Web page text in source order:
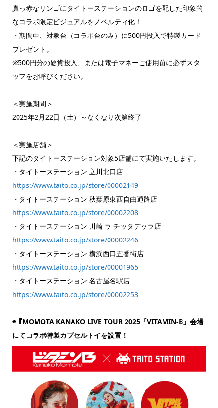
真っ赤なリンゴにタイトーステーションのロゴを配した印象的
なコラボ限定ビジュアルをノベルティ化！
・期間中、対象台（コラボ台のみ）に500円投入で特製カード
プレゼント。
※500円分の硬貨投入、または電子マネーご使用前に必ずスタ
ッフをお呼びください。
＜実施期間＞
2025年2月22日（土）～なくなり次第終了
＜実施店舗＞
下記のタイトーステーション対象5店舗にて実施いたします。
・タイトーステーション 立川北口店
https://www.taito.co.jp/store/00002149
・タイトーステーション 秋葉原東西自由通路店
https://www.taito.co.jp/store/00002208
・タイトーステーション 川崎 ラ チッタデッラ店
https://www.taito.co.jp/store/00002246
・タイトーステーション 横浜西口五番街店
https://www.taito.co.jp/store/00001965
・タイトーステーション 名古屋名駅店
https://www.taito.co.jp/store/00002253
◉『MOMOTA KANAKO LIVE TOUR 2025「VITAMIN-B」会場
にてコラボ特製カプセルトイを設置！